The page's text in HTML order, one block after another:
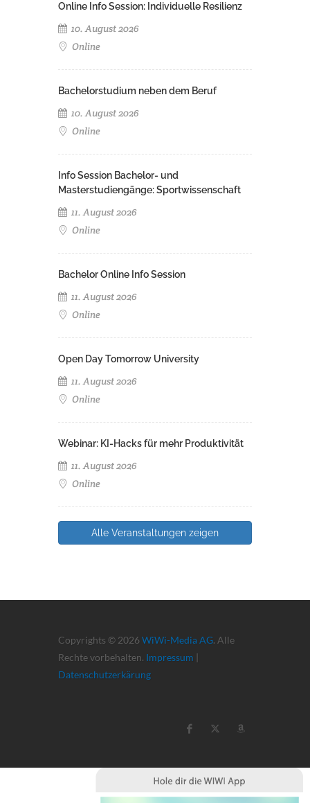
Online Info Session: Individuelle Resilienz
10. August 2026
Online
Bachelorstudium neben dem Beruf
10. August 2026
Online
Info Session Bachelor- und
Masterstudiengänge: Sportwissenschaft
11. August 2026
Online
Bachelor Online Info Session
11. August 2026
Online
Open Day Tomorrow University
11. August 2026
Online
Webinar: KI-Hacks für mehr Produktivität
11. August 2026
Online
Alle Veranstaltungen zeigen
Copyrights © 2026 WiWi-Media AG. Alle
Rechte vorbehalten. Impressum |
Datenschutzerkärung